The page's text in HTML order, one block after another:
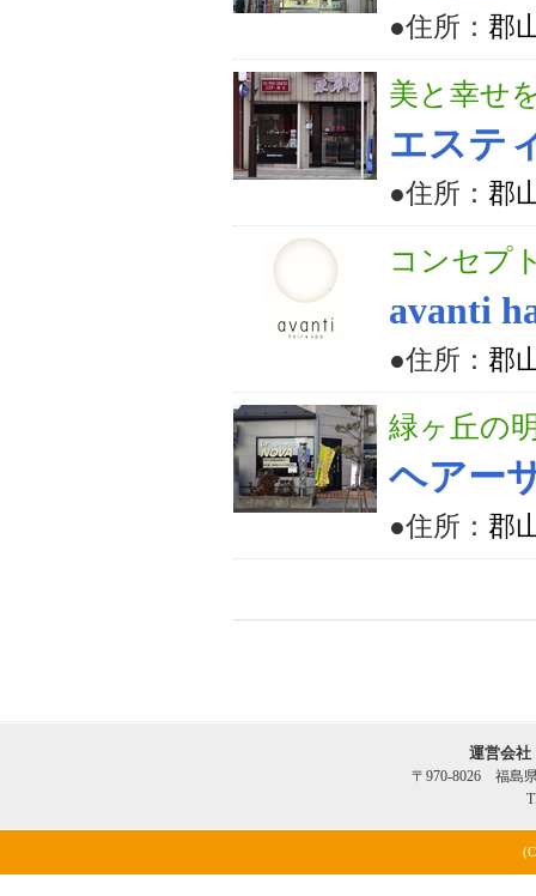
●住所： 郡
美と幸せ
エステ
●住所： 郡
コンセプ
avanti
●住所： 郡
緑ヶ丘の
ヘアー
●住所： 郡
運営会
〒970-8026 福島